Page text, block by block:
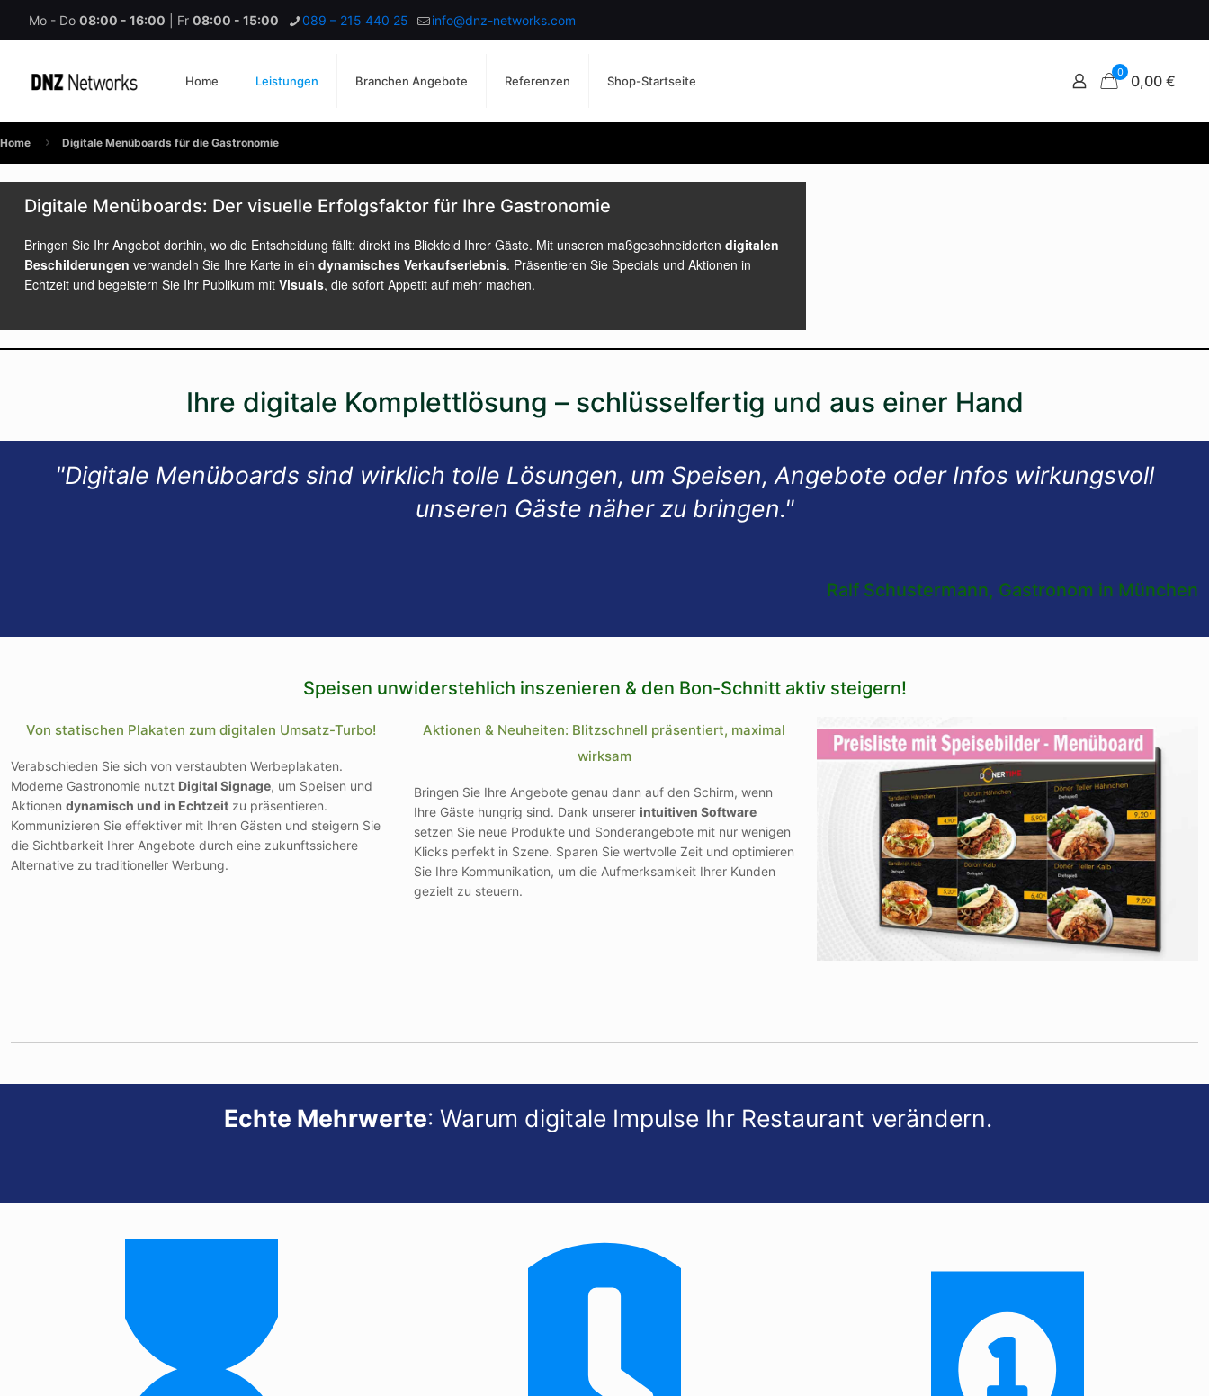
Mo - Do 08:00 - 16:00 | Fr 08:00 - 15:00 089 – 215 440 25 info@dnz-networks.com
Home Leistungen Branchen Angebote Referenzen Shop-Startseite
0 0,00 €
Home Digitale Menüboards für die Gastronomie
Digitale Menüboards: Der visuelle Erfolgsfaktor für Ihre Gastronomie
Bringen Sie Ihr Angebot dorthin, wo die Entscheidung fällt: direkt ins Blickfeld Ihrer Gäste. Mit unseren maßgeschneiderten digitalen
Beschilderungen verwandeln Sie Ihre Karte in ein dynamisches Verkaufserlebnis. Präsentieren Sie Specials und Aktionen in
Echtzeit und begeistern Sie Ihr Publikum mit Visuals, die sofort Appetit auf mehr machen.
Ihre digitale Komplettlösung – schlüsselfertig und aus einer Hand
"Digitale Menüboards sind wirklich tolle Lösungen, um Speisen, Angebote oder Infos wirkungsvoll
unseren Gäste näher zu bringen."
Ralf Schustermann, Gastronom in München
Speisen unwiderstehlich inszenieren & den Bon-Schnitt aktiv steigern!
Von statischen Plakaten zum digitalen Umsatz-Turbo!
Verabschieden Sie sich von verstaubten Werbeplakaten.
Moderne Gastronomie nutzt Digital Signage, um Speisen und
Aktionen dynamisch und in Echtzeit zu präsentieren.
Kommunizieren Sie effektiver mit Ihren Gästen und steigern Sie
die Sichtbarkeit Ihrer Angebote durch eine zukunftssichere
Alternative zu traditioneller Werbung.
Aktionen & Neuheiten: Blitzschnell präsentiert, maximal
wirksam
Bringen Sie Ihre Angebote genau dann auf den Schirm, wenn
Ihre Gäste hungrig sind. Dank unserer intuitiven Software
setzen Sie neue Produkte und Sonderangebote mit nur wenigen
Klicks perfekt in Szene. Sparen Sie wertvolle Zeit und optimieren
Sie Ihre Kommunikation, um die Aufmerksamkeit Ihrer Kunden
gezielt zu steuern.
Echte Mehrwerte: Warum digitale Impulse Ihr Restaurant verändern.